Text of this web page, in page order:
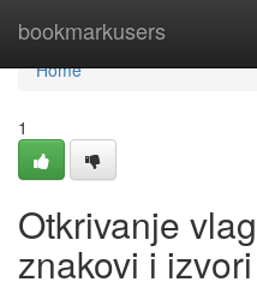
bookmarkusers
Home
Home
1
Otkrivanje
znakovi i izvori